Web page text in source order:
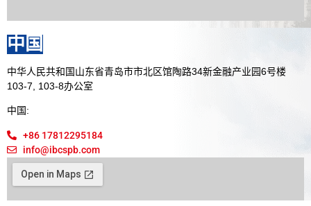
中国
中华人民共和国山东省青岛市市北区馆陶路34新金融产业园6号楼
103-7, 103-8办公室
中国:
+86 17812295184
info@ibcspb.com